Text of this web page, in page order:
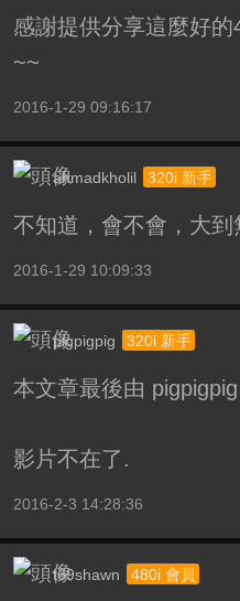
感謝提供分享這麼好
~~
2016-1-29 09:16:17
ahmadkholil 320i 新手
不知道，會不會，大
2016-1-29 10:09:33
pigpigpig 320i 新手
本文章最後由
影片不在了.
2016-2-3 14:28:36
t69shawn 480i 會員